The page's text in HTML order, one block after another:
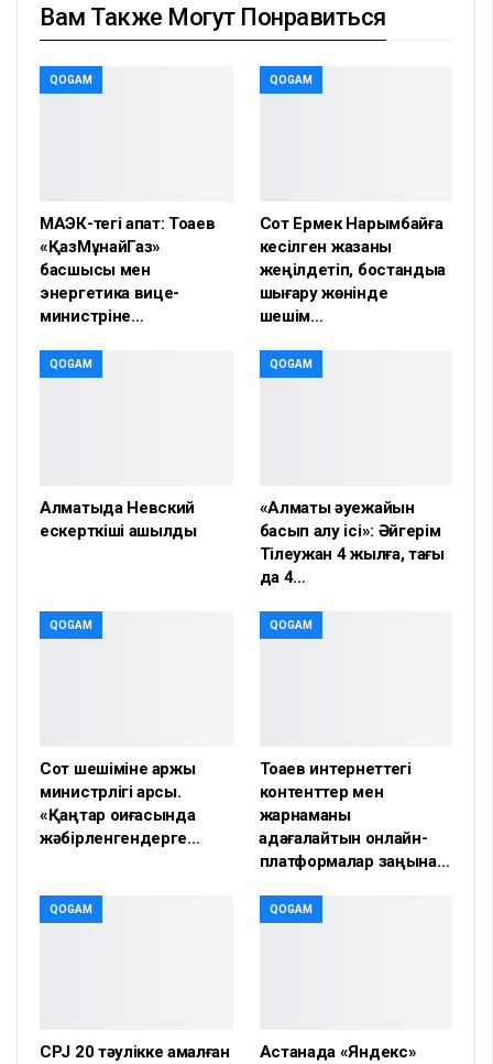
Вам Также Могут Понравиться
QOGAM
МАЭК-тегі апат: Тоқаев
«ҚазМұнайГаз»
басшысы мен
энергетика вице-
министріне…
QOGAM
Сот Ермек Нарымбайға
кесілген жазаны
жеңілдетіп, бостандыққа
шығару жөнінде
шешім…
QOGAM
Алматыда Невский
ескерткіші ашылды
QOGAM
«Алматы әуежайын
басып алу ісі»: Әйгерім
Тілеужан 4 жылға, тағы
да 4…
QOGAM
Сот шешіміне қаржы
министрлігі қарсы.
«Қаңтар оқиғасында
жәбірленгендерге…
QOGAM
Тоқаев интернеттегі
контенттер мен
жарнаманы
қадағалайтын онлайн-
платформалар заңына…
QOGAM
CPJ 20 тәулікке қамалған
QOGAM
Астанада «Яндекс»